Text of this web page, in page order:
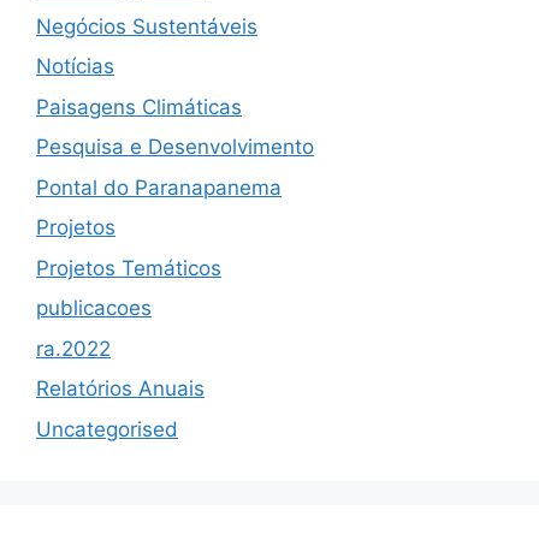
Negócios Sustentáveis
Notícias
Paisagens Climáticas
Pesquisa e Desenvolvimento
Pontal do Paranapanema
Projetos
Projetos Temáticos
publicacoes
ra.2022
Relatórios Anuais
Uncategorised